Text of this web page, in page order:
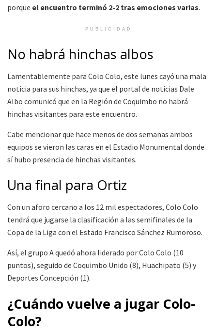
porque el encuentro terminó 2-2 tras emociones varias.
PUBLICIDAD
No habrá hinchas albos
Lamentablemente para Colo Colo, este lunes cayó una mala
noticia para sus hinchas, ya que el portal de noticias Dale
Albo comunicó que en la Región de Coquimbo no habrá
hinchas visitantes para este encuentro.
Cabe mencionar que hace menos de dos semanas ambos
equipos se vieron las caras en el Estadio Monumental donde
sí hubo presencia de hinchas visitantes.
Una final para Ortiz
Con un aforo cercano a los 12 mil espectadores, Colo Colo
tendrá que jugarse la clasificación a las semifinales de la
Copa de la Liga con el Estado Francisco Sánchez Rumoroso.
Así, el grupo A quedó ahora liderado por Colo Colo (10
puntos), seguido de Coquimbo Unido (8), Huachipato (5) y
Deportes Concepción (1).
¿Cuándo vuelve a jugar Colo-
Colo?